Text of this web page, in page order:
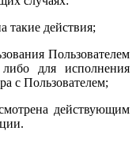
такие действия;
Пользователем
для исполнения
с Пользователем;
действующим